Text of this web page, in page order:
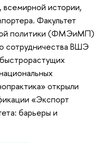
всемирной истории,
Факультет
политики (ФМЭиМП)
сотрудничества ВШЭ
открыли
«Экспорт
барьеры и